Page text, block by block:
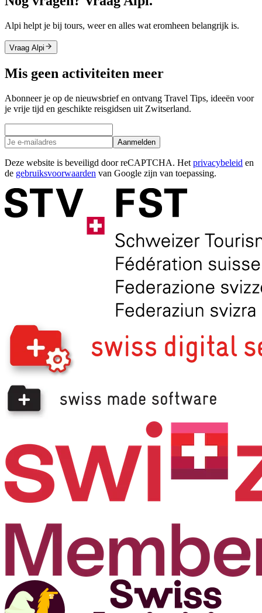
Alpi helpt je bij tours, weer en alles wat eromheen belangrijk is.
Vraag Alpi
Mis geen activiteiten meer
Abonneer je op de nieuwsbrief en ontvang Travel Tips, ideeën voor
je vrije tijd en geschikte reisgidsen uit Zwitserland.
Aanmelden
Deze website is beveiligd door reCAPTCHA. Het privacybeleid en
de gebruiksvoorwaarden van Google zijn van toepassing.